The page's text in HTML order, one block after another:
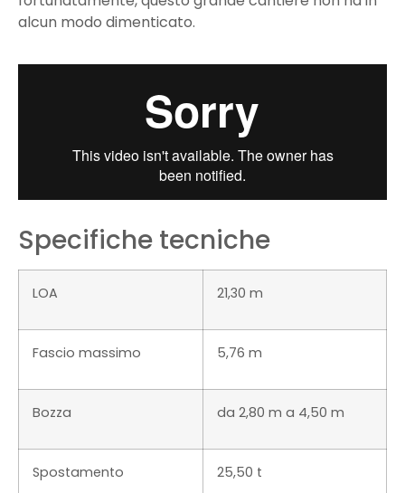
alcun modo dimenticato.
Specifiche tecniche
LOA 21,30 m
Fascio massimo 5,76 m
Bozza da 2,80 m a 4,50 m
Spostamento 25,50 t